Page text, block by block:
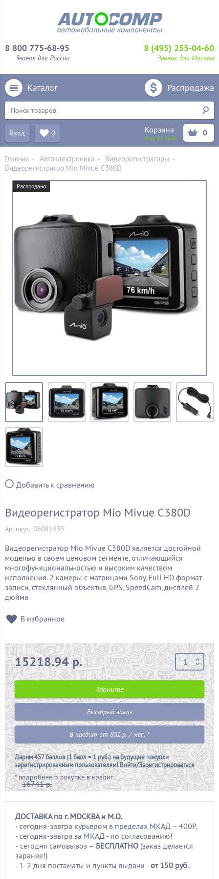
8 800 775-68-95
Звонок для России
8 (495) 255-04-60
Звонок для Москвы
Каталог Распродажа
Вход 0 Корзина
Ваш ID: 1686
0
Главная – Автоэлектроника – Видеорегистраторы –
Видеорегистратор Mio Mivue C380D
Распродано
Добавить к сравнению
Видеорегистратор Mio Mivue C380D
Артикул: 06081835
Видеорегистратор Mio Mivue C380D является достойной
моделью в своем ценовом сегменте, отличающийся
многофункциональностью и высоким качеством
исполнения. 2 камеры с матрицами Sony, Full HD формат
записи, стеклянный объектив, GPS, SpeedCam, дисплей 2
дюйма
В избранное
15218.94 р.
16741 р.
Звоните
Быстрый заказ
В кредит от 801 р. / мес. *
Дарим457 баллов (1 балл = 1 руб.)на будущие покупки
зарегистрированным пользователям!Войти/Зарегистрироваться
*подробнее о покупке в кредит
ДОСТАВКА по г. МОСКВА и М.О.
- сегодня-завтра курьером в пределах МКАД – 400Р.
- сегодня-завтра за МКАД - по согласованию!
- сегодня самовывоз – БЕСПЛАТНО (заказ делается
заранее!)
- 1-2 дня постаматы и пункты выдачи - от 150 руб.